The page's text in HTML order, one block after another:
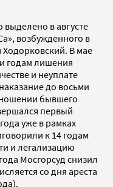
в августе
возбужденного в
Ходорковский. В мае
годам лишения
и неуплате
до восьми
бывшего
первый
уже в рамках
к 14 годам
и легализацию
Мосгорсуд снизил
со дня ареста